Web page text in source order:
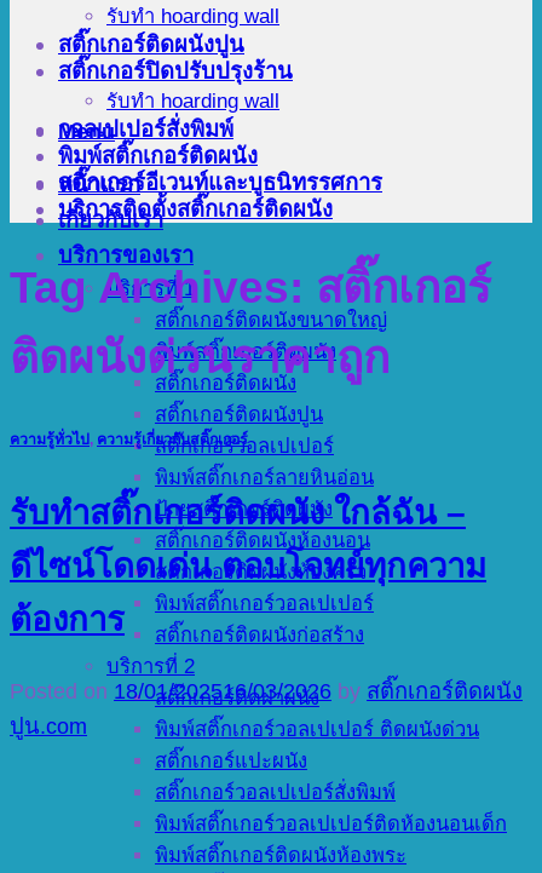
Menu
หน้าแรก
เกี่ยวกับเรา
บริการของเรา
บริการที่ 1
สติ๊กเกอร์ติดผนังขนาดใหญ่
พิมพ์สติ๊กเกอร์ติดผนัง
สติ๊กเกอร์ติดผนัง
สติ๊กเกอร์ติดผนังปูน
สติ๊กเกอร์วอลเปเปอร์
พิมพ์สติ๊กเกอร์ลายหินอ่อน
ป้ายสติ๊กเกอร์ติดผนัง
สติ๊กเกอร์ติดผนังห้องนอน
สติ๊กเกอร์ติดผนังห้องครัว
พิมพ์สติ๊กเกอร์วอลเปเปอร์
สติ๊กเกอร์ติดผนังก่อสร้าง
บริการที่ 2
สติ๊กเกอร์ติดฝาผนัง
พิมพ์สติ๊กเกอร์วอลเปเปอร์ ติดผนังด่วน
สติ๊กเกอร์แปะผนัง
สติ๊กเกอร์วอลเปเปอร์สั่งพิมพ์
พิมพ์สติ๊กเกอร์วอลเปเปอร์ติดห้องนอนเด็ก
พิมพ์สติ๊กเกอร์ติดผนังห้องพระ
รับทำ hoarding wall
สติ๊กเกอร์ติดผนังปูน
สติ๊กเกอร์ปิดปรับปรุงร้าน
รับทำ hoarding wall
วอลเปเปอร์สั่งพิมพ์
พิมพ์สติ๊กเกอร์ติดผนัง
สติ๊กเกอร์อีเวนท์และบูธนิทรรศการ
บริการติดตั้งสติ๊กเกอร์ติดผนัง
Tag Archives: สติ๊กเกอร์
ติดผนังด่วนราคาถูก
ความรู้ทั่วไป , ความรู้เกี่ยวกับสติ๊กเกอร์
รับทำสติ๊กเกอร์ติดผนัง ใกล้ฉัน –
ดีไซน์โดดเด่น ตอบโจทย์ทุกความ
ต้องการ
Posted on 18/01/202516/03/2026 by สติ๊กเกอร์ติดผนัง
ปูน.com